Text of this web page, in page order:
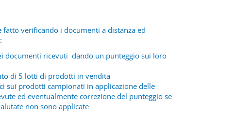
fatto verificando i documenti a distanza ed
documenti ricevuti dando un punteggio sui loro
di 5 lotti di prodotti in vendita
sui prodotti campionati in applicazione delle
ed eventualmente correzione del punteggio se
non sono applicate